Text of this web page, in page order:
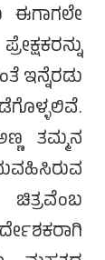
ಈಗಾಗಲೇ
ಇನ್ನೆರಡು
ತಮ್ಮನ